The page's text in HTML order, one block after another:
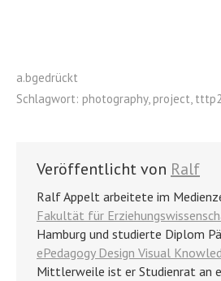
a.bgedrückt
Schlagwort: photography, project,
Veröffentlicht von Ralf
Ralf Appelt arbeitete im
Fakultät für
Hamburg und studierte Diplom
ePedagogy Design Visual
Mittlerweile ist er Studienrat an